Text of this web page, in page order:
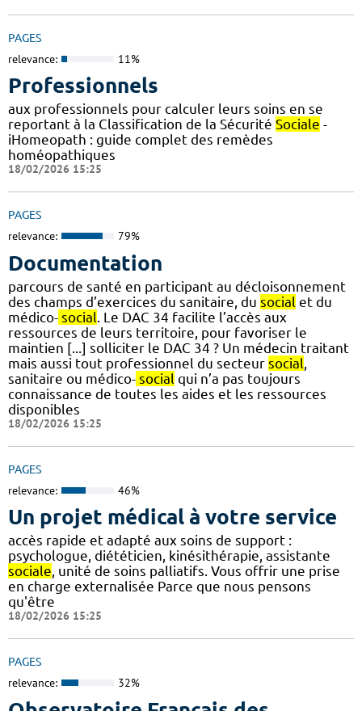
PAGES
relevance: 11%
Professionnels
aux professionnels pour calculer leurs soins en se
reportant à la Classification de la Sécurité Sociale -
iHomeopath : guide complet des remèdes
homéopathiques
18/02/2026 15:25
PAGES
relevance: 79%
Documentation
parcours de santé en participant au décloisonnement
des champs d’exercices du sanitaire, du social et du
médico- social. Le DAC 34 facilite l’accès aux
ressources de leurs territoire, pour favoriser le
maintien [...] solliciter le DAC 34 ? Un médecin traitant
mais aussi tout professionnel du secteur social,
sanitaire ou médico- social qui n’a pas toujours
connaissance de toutes les aides et les ressources
disponibles
18/02/2026 15:25
PAGES
relevance: 46%
Un projet médical à votre service
accès rapide et adapté aux soins de support :
psychologue, diététicien, kinésithérapie, assistante
sociale, unité de soins palliatifs. Vous offrir une prise
en charge externalisée Parce que nous pensons
qu'être
18/02/2026 15:25
PAGES
relevance: 32%